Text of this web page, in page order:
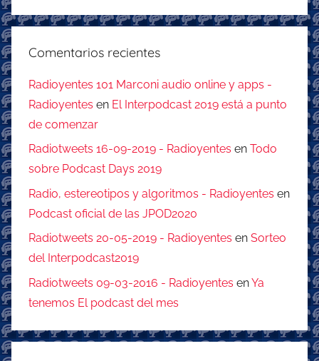
Comentarios recientes
Radioyentes 101 Marconi audio online y apps -
Radioyentes en El Interpodcast 2019 está a punto
de comenzar
Radiotweets 16-09-2019 - Radioyentes en Todo
sobre Podcast Days 2019
Radio, estereotipos y algoritmos - Radioyentes en
Podcast oficial de las JPOD2020
Radiotweets 20-05-2019 - Radioyentes en Sorteo
del Interpodcast2019
Radiotweets 09-03-2016 - Radioyentes enYa
tenemos El podcast del mes